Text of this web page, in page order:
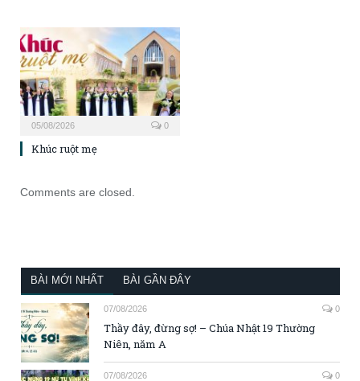
05/08/2026 0
Khúc ruột mẹ
Comments are closed.
BÀI MỚI NHẤT BÀI GẦN ĐÂY
07/08/2026 0
Thầy đây, đừng sợ! – Chúa Nhật 19 Thường
Niên, năm A
07/08/2026 0